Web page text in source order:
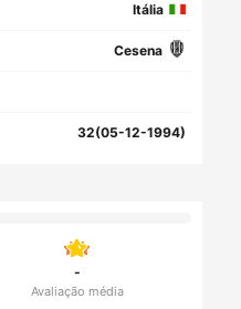
Itália
Cesena
32(05-12-1994)
-
Avaliação média